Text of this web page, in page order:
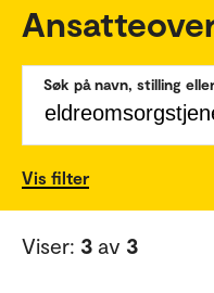
Søk på navn, stilling
Vis filter
Viser: 3 av 3